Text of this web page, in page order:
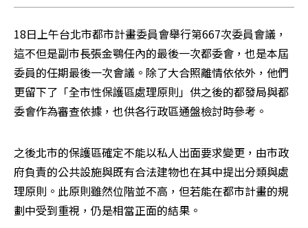
18日上午台北市都市計畫委員會舉行第667次委員會議，
這不但是副市長張金鶚任內的最後一次都委會，也是本屆
委員的任期最後一次會議。除了大合照離情依依外，他們
更留下了「全市性保護區處理原則」供之後的都發局與都
委會作為審查依據，也供各行政區通盤檢討時參考。
之後北市的保護區確定不能以私人出面要求變更，由市政
府負責的公共設施與既有合法建物也在其中提出分類與處
理原則。此原則雖然位階並不高，但若能在都市計畫的規
劃中受到重視，仍是相當正面的結果。